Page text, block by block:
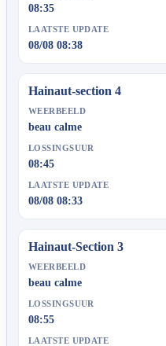
08:35
LAATSTE UPDATE
08/08 08:38
Hainaut-section 4
WEERBEELD
beau calme
LOSSINGSUUR
08:45
LAATSTE UPDATE
08/08 08:33
Hainaut-Section 3
WEERBEELD
beau calme
LOSSINGSUUR
08:55
LAATSTE UPDATE